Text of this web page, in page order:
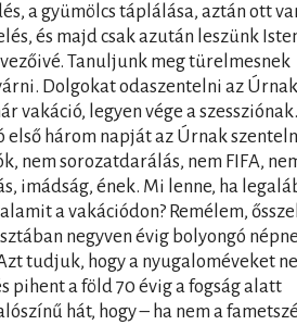
a gyümölcs táplálása, aztán ott
és majd csak azután leszünk
Tanuljunk meg türelmesnek
Dolgokat odaszentelni az
vakáció, legyen vége a
első három napját az Úrnak
nem sorozatdarálás, nem FIFA,
imádság, ének. Mi lenne, ha
a vakációdon? Remélem,
negyven évig bolyongó
tudjuk, hogy a nyugaloméveket
pihent a föld 70 évig a fogság alatt
hát, hogy – ha nem a